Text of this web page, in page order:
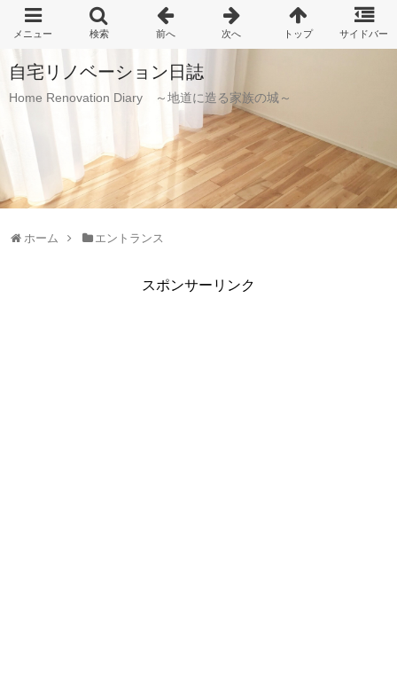
自宅リノベーション日誌
Home Renovation Diary ～地道に造る家族の城～
ホーム エントランス
スポンサーリンク